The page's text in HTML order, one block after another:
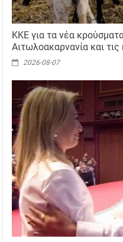
ΚΚΕ για τα νέα
Αιτωλοακαρνανία και
2026-08-07